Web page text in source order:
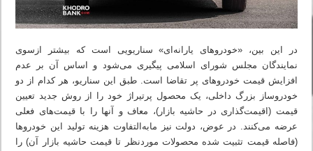
در این بین، «خودروهای یارانه‌ای» سناریویی است که بیشتر ازسوی
نمایندگان مجلس شورای اسلامی پیگیری می‌شود و اساس آن بر عدم
افزایش قیمت خودروهای پر تقاضا است. طبق این سناریو، هر کدام از دو
خودروساز بزرگ داخلی، یک محصول پرتیراژ خود را از روش جدید تعیین
قیمت (اقیمت‌گذاری در حاشیه بازار)، معاف و آنها را با قیمت‌های فعلی
عرضه می‌کنند. در عوض، دولت نیز ما‌به‌التفاوت هزینه تولید این خودروها
(فاصله قیمت تثبیت شده محصولات موردنظر تا قیمت حاشیه بازار آن) را